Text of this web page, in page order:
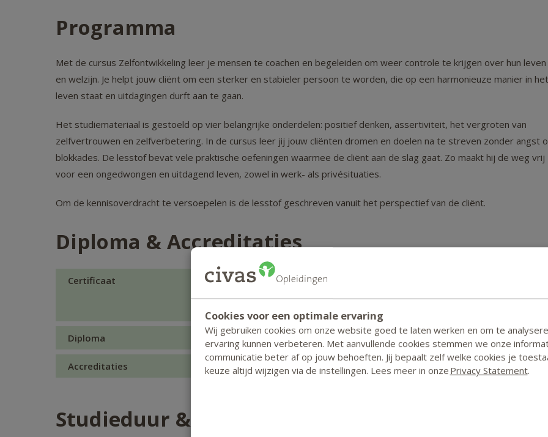
Cookies voor een optimale ervaring
Wij gebruiken cookies om onze website goed te laten werken en om te
ervaring kunnen verbeteren. Met aanvullende cookies stemmen we onze
communicatie beter af op jouw behoeften. Jij bepaalt zelf welke cookies je
keuze altijd wijzigen via de instellingen. Lees meer in onze Privacy Statement.
Programma
Met de cursus Zelfontwikkeling leer je mensen te coachen en begeleiden om weer controle te krijgen over hun leven
en welzijn. Je helpt jouw cliënt om een sterker en stabieler persoon te worden, die op een harmonieuze manier in het
leven staat en uitdagingen durft aan te gaan.
Het studiemateriaal is gestoeld op vier belangrijke onderdelen: positief denken, assertiviteit, het vergroten van
zelfvertrouwen en zelfverbetering. In de cursus leer jij jouw cliënten dromen en doelen na te streven zonder angst
blokkades. De lesstof bevat vele praktische oefeningen waarmee de cliënt aan de slag gaat. Zo maakt hij de weg vrij
voor een ongedwongen en uitdagend leven, zowel in werk- als privésituaties.
Om de kennisoverdracht te versoepelen is de lesstof geschreven vanuit het perspectief van de cliënt.
Diploma & Accreditaties
Certificaat
na inzending van uw huiswerk kunt u een certificaat van deelname
Diploma aan deze cursus is geen examen verbonden
Accreditaties
Studieduur & Kosten